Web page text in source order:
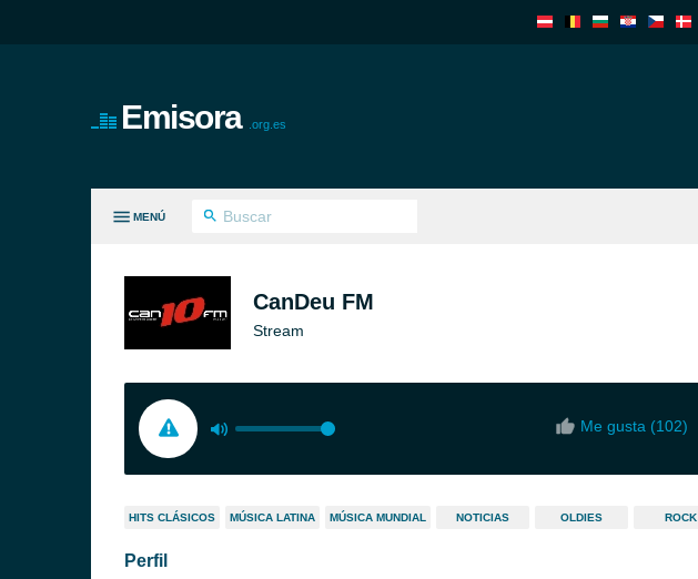
Emisora .org.es
MENÚ
CanDeu FM
Stream
Me gusta (102)
HITS CLÁSICOS MÚSICA LATINA MÚSICA MUNDIAL NOTICIAS OLDIES ROCK
Perfil